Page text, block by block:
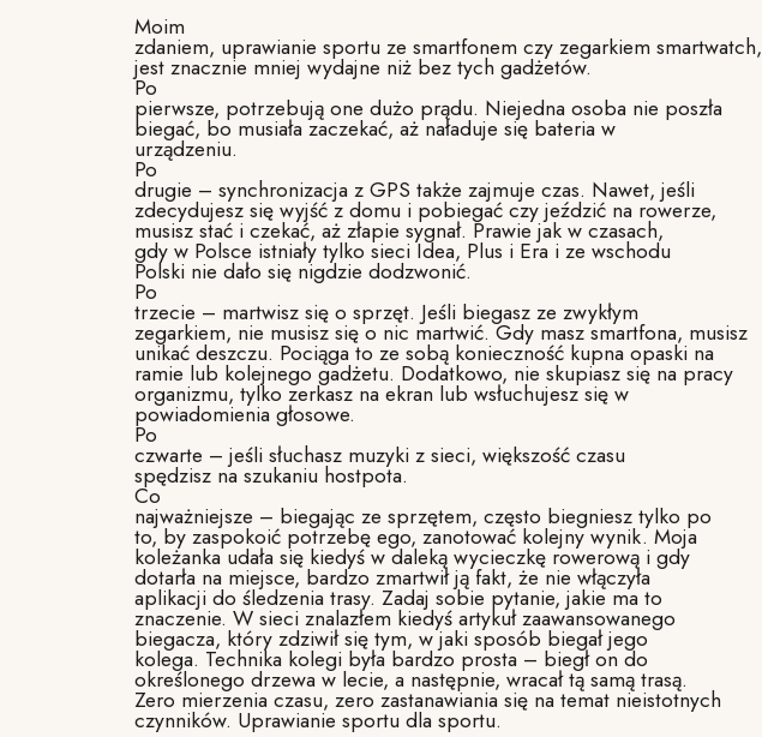
Moim
zdaniem, uprawianie sportu ze smartfonem czy zegarkiem smartwatch,
jest znacznie mniej wydajne niż bez tych gadżetów.
Po
pierwsze, potrzebują one dużo prądu. Niejedna osoba nie poszła
biegać, bo musiała zaczekać, aż naładuje się bateria w
urządzeniu.
Po
drugie – synchronizacja z GPS także zajmuje czas. Nawet, jeśli
zdecydujesz się wyjść z domu i pobiegać czy jeździć na rowerze,
musisz stać i czekać, aż złapie sygnał. Prawie jak w czasach,
gdy w Polsce istniały tylko sieci Idea, Plus i Era i ze wschodu
Polski nie dało się nigdzie dodzwonić.
Po
trzecie – martwisz się o sprzęt. Jeśli biegasz ze zwykłym
zegarkiem, nie musisz się o nic martwić. Gdy masz smartfona, musisz
unikać deszczu. Pociąga to ze sobą konieczność kupna opaski na
ramie lub kolejnego gadżetu. Dodatkowo, nie skupiasz się na pracy
organizmu, tylko zerkasz na ekran lub wsłuchujesz się w
powiadomienia głosowe.
Po
czwarte – jeśli słuchasz muzyki z sieci, większość czasu
spędzisz na szukaniu hostpota.
Co
najważniejsze – biegając ze sprzętem, często biegniesz tylko po
to, by zaspokoić potrzebę ego, zanotować kolejny wynik. Moja
koleżanka udała się kiedyś w daleką wycieczkę rowerową i gdy
dotarła na miejsce, bardzo zmartwił ją fakt, że nie włączyła
aplikacji do śledzenia trasy. Zadaj sobie pytanie, jakie ma to
znaczenie. W sieci znalazłem kiedyś artykuł zaawansowanego
biegacza, który zdziwił się tym, w jaki sposób biegał jego
kolega. Technika kolegi była bardzo prosta – biegł on do
określonego drzewa w lecie, a następnie, wracał tą samą trasą.
Zero mierzenia czasu, zero zastanawiania się na temat nieistotnych
czynników. Uprawianie sportu dla sportu.